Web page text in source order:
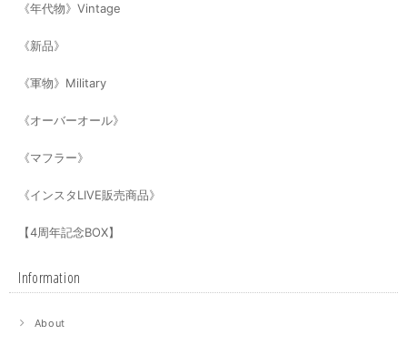
《年代物》Vintage
《新品》
《軍物》Military
《オーバーオール》
《マフラー》
《インスタLIVE販売商品》
【4周年記念BOX】
Information
About